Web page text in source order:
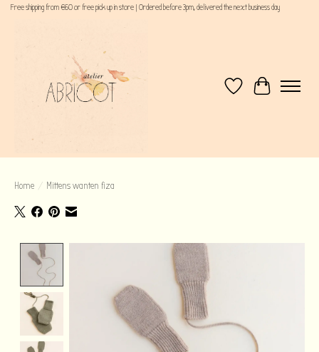
Free shipping from €60 or free pick up in store | Ordered before 3pm, delivered the next business day
VerlanglijstWinkelwagen
Home / Mittens wanten fiza
Product image slideshow Items